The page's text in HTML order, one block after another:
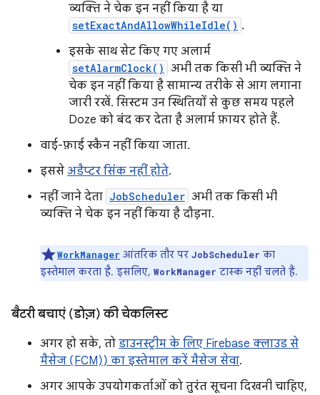
व्यक्ति ने चेक इन नहीं किया है या
setExactAndAllowWhileIdle() .
इसके साथ सेट किए गए अलार्म
setAlarmClock() अभी तक किसी भी व्यक्ति ने
चेक इन नहीं किया है सामान्य तरीके से आग लगाना
जारी रखें. सिस्टम उन स्थितियों से कुछ समय पहले
Doze को बंद कर देता है अलार्म फ़ायर होते हैं.
वाई-फ़ाई स्कैन नहीं किया जाता.
इससे अडैप्टर सिंक नहीं होते.
नहीं जाने देता JobScheduler अभी तक किसी भी
व्यक्ति ने चेक इन नहीं किया है दौड़ना.
WorkManager आंतरिक तौर पर JobScheduler का
इस्तेमाल करता है. इसलिए, WorkManager टास्क नहीं चलते हैं.
बैटरी बचाएं (डोज़) की चेकलिस्ट
अगर हो सके, तो डाउनस्ट्रीम के लिए Firebase क्लाउड से
मैसेज (FCM)) का इस्तेमाल करें मैसेज सेवा.
अगर आपके उपयोगकर्ताओं को तुरंत सूचना दिखनी चाहिए,